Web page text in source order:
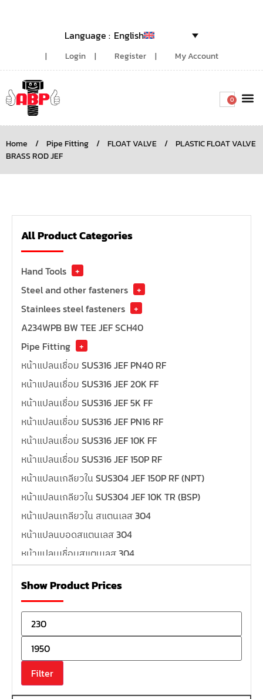
English
Login Register My Account
0
Home / Pipe Fitting / FLOAT VALVE /
PLASTIC FLOAT VALVE
BRASS ROD JEF
All Product Categories
Hand Tools
+
Steel and other fasteners
+
Stainlees steel fasteners
+
A234WPB BW TEE JEF SCH40
Pipe Fitting
+
หน้าแปลนเชื่อม SUS316 JEF PN40 RF
หน้าแปลนเชื่อม SUS316 JEF 20K FF
หน้าแปลนเชื่อม SUS316 JEF 5K FF
หน้าแปลนเชื่อม SUS316 JEF PN16 RF
หน้าแปลนเชื่อม SUS316 JEF 10K FF
หน้าแปลนเชื่อม SUS316 JEF 150P RF
หน้าแปลนเกลียวใน SUS304 JEF 150P RF (NPT)
หน้าแปลนเกลียวใน SUS304 JEF 10K TR (BSP)
หน้าแปลนเกลียวใน สแตนเลส 304
หน้าแปลนบอดสแตนเลส 304
หน้าแปลนเชื่อมสแตนเลส 304
หน้าแปลนเหล็กคอสูง
หน้าแปลนเชื่อมเหล็กสลิปออน
หน้าแปลนเชื่อมเหล็กบอด
หน้าแปลนเชื่อมบอด SUS304 JEF 300P RF
หน้าแปลนเชื่อมบอด SUS304 JEF PN40 RF
หน้าแปลนเชื่อมบอด SUS304 JEF PN16 RF
Show Product Prices
Filter